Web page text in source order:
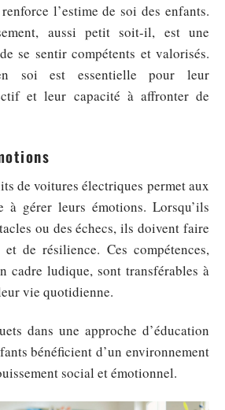
l’estime de soi des enfants.
aussi petit soit-il, est une
se sentir compétents et valorisés.
soi est essentielle pour leur
et leur capacité à affronter de
de voitures électriques permet aux
à gérer leurs émotions. Lorsqu’ils
ou des échecs, ils doivent faire
de résilience. Ces compétences,
cadre ludique, sont transférables à
vie quotidienne.
dans une approche d’éducation
bénéficient d’un environnement
social et émotionnel.